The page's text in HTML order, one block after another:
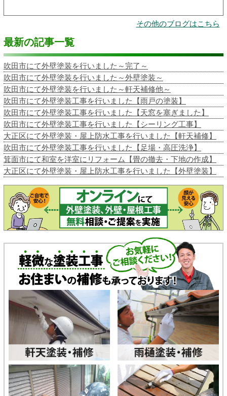
その他のブログはこちら
最新の記事一覧
吹田市にて外壁塗装を行いました～完了～
吹田市にて外壁塗装を行いました～外壁塗装～
吹田市にて外壁塗装を行いました～軒天補修他～
吹田市にて外壁塗装工事を行いました【雨戸の塗装】
吹田市にて外壁塗装工事を行いました【天窓を塞ぎました】
吹田市にて外壁塗装工事を行いました【シーリング工事】
大正区にて外壁塗装・屋上防水工事を行いました【軒天補修】
吹田市にて外壁塗装工事を行いました【足場・高圧洗浄】
箕面市にて和室を洋室にリフォーム【畳の撤去・下地の作成】
大正区にて外壁塗装・屋上防水工事を行いました【外壁塗装】